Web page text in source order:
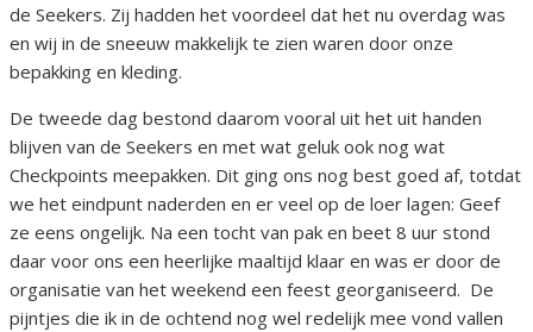
de Seekers. Zij hadden het voordeel dat het nu overdag was
en wij in de sneeuw makkelijk te zien waren door onze
bepakking en kleding.
De tweede dag bestond daarom vooral uit het uit handen
blijven van de Seekers en met wat geluk ook nog wat
Checkpoints meepakken. Dit ging ons nog best goed af, totdat
we het eindpunt naderden en er veel op de loer lagen: Geef
ze eens ongelijk. Na een tocht van pak en beet 8 uur stond
daar voor ons een heerlijke maaltijd klaar en was er door de
organisatie van het weekend een feest georganiseerd. De
pijntjes die ik in de ochtend nog wel redelijk mee vond vallen